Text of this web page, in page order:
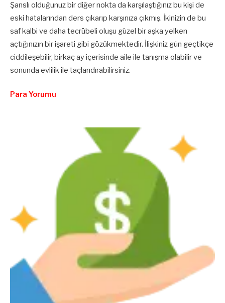
Şanslı olduğunuz bir diğer nokta da karşılaştığınız bu kişi de
eski hatalarından ders çıkarıp karşınıza çıkmış. İkinizin de bu
saf kalbi ve daha tecrübeli oluşu güzel bir aşka yelken
açtığınızın bir işareti gibi gözükmektedir. İlişkiniz gün geçtikçe
ciddileşebilir, birkaç ay içerisinde aile ile tanışma olabilir ve
sonunda evlilik ile taçlandırabilirsiniz.
Para Yorumu